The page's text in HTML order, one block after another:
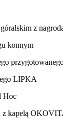
z
konnym
LIPKA
Hoc
z kapelą